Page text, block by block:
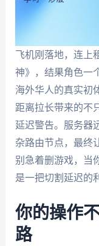
飞机刚落地，连上
神》，结果角色一
海外华人的真实初
距离拉长带来的不
延迟警告。服务器
杂路由节点，最终
别急着删游戏，当
是一把切割延迟的
你的操作
路